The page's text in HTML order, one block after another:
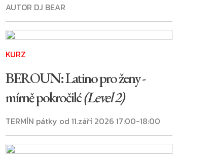
AUTOR DJ BEAR
KURZ
BEROUN: Latino pro ženy -
mírně pokročilé(Level 2)
TERMÍN pátky od 11.září 2026 17:00-18:00